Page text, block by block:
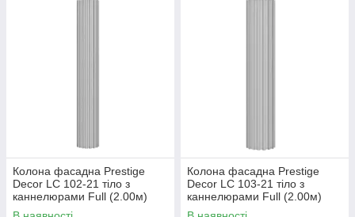
Колона фасадна Prestige
Decor LC 102-21 тіло з
каннелюрами Full (2.00м)
Колона фасадна Prestige
Decor LC 103-21 тіло з
каннелюрами Full (2.00м)